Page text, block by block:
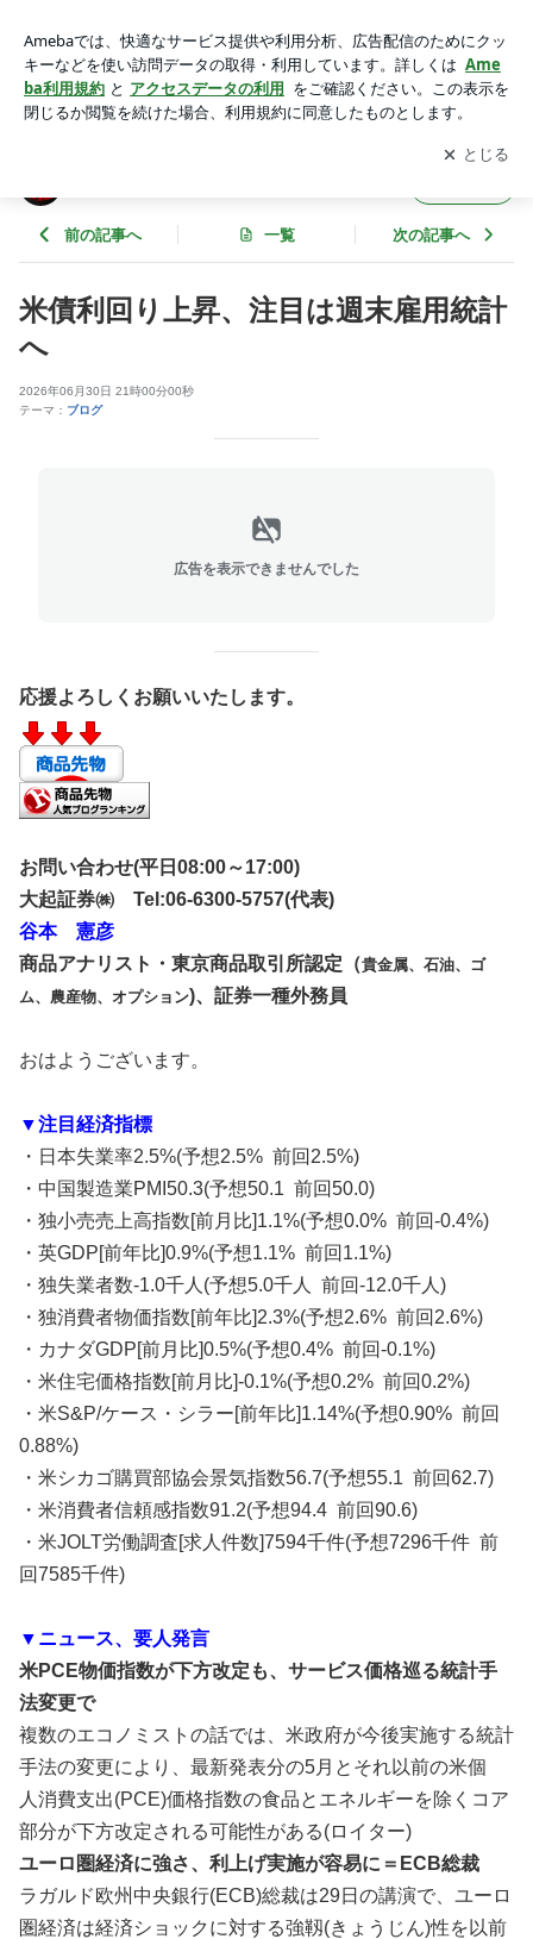
アプリをダウンロードして ブログの更新通知
を受け取りまし
ょう。
開く
前の記事へ 一覧 次の記事へ
米債利回り上昇、注目は週末雇用統計
へ
2026年06月30日 21時00分00秒
テーマ： ブログ
広告を表示できませんでした
応援よろしくお願いいたします。
お問い合わせ(平日08:00～17:00)
大起証券㈱ Tel:06-6300-5757(代表)
谷本 憲彦
商品アナリスト・東京商品取引所認定（貴金属、石油、ゴ
ム、農産物、オプション)、証券一種外務員
おはようございます。
▼注目経済指標
・日本失業率2.5%(予想2.5% 前回2.5%)
・中国製造業PMI50.3(予想50.1 前回50.0)
・独小売売上高指数[前月比]1.1%(予想0.0% 前回-0.4%)
・英GDP[前年比]0.9%(予想1.1% 前回1.1%)
・独失業者数-1.0千人(予想5.0千人 前回-12.0千人)
・独消費者物価指数[前年比]2.3%(予想2.6% 前回2.6%)
・カナダGDP[前月比]0.5%(予想0.4% 前回-0.1%)
・米住宅価格指数[前月比]-0.1%(予想0.2% 前回0.2%)
・米S&P/ケース・シラー[前年比]1.14%(予想0.90% 前回
0.88%)
・米シカゴ購買部協会景気指数56.7(予想55.1 前回62.7)
・米消費者信頼感指数91.2(予想94.4 前回90.6)
・米JOLT労働調査[求人件数]7594千件(予想7296千件 前
回7585千件)
▼ニュース、要人発言
米PCE物価指数が下方改定も、サービス価格巡る統計手
法変更で
複数のエコノミストの話では、米政府が今後実施する統計
手法の変‌更により、最新発表分の5月とそれ以前の米個
人⁠消費支出(PCE)価格指数の食品とエネルギーを除くコア
部分が下方改定される可能性がある(ロイター)
ユーロ圏経済に強さ、利上げ実施が容易に＝ECB総裁
ラガルド欧州中央銀行(ECB)総裁は29日の講演で、ユーロ
圏経済は経済ショックに対する強靱(きょうじん)性を以前